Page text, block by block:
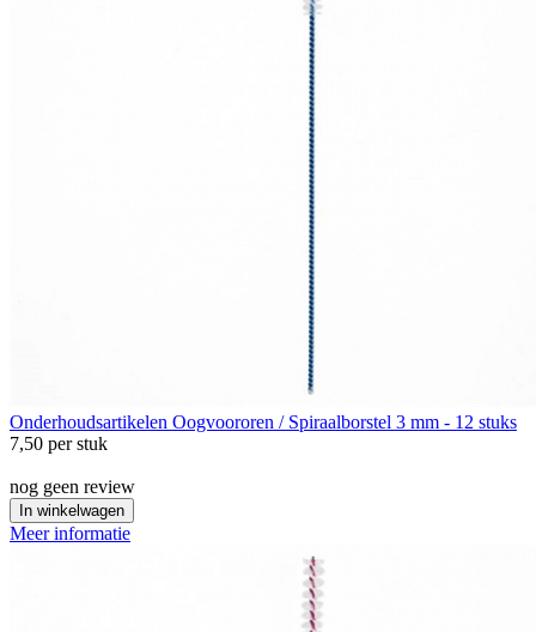
Onderhoudsartikelen Oogvoororen / Spiraalborstel 3 mm - 12 stuks
7,50 per stuk
nog geen review
In winkelwagen
Meer informatie